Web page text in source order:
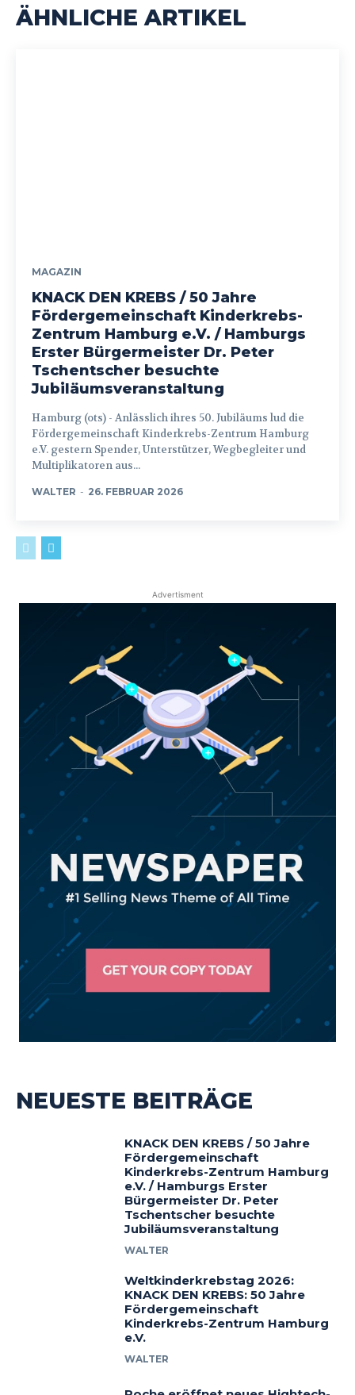
ÄHNLICHE ARTIKEL
MAGAZIN
KNACK DEN KREBS / 50 Jahre
Fördergemeinschaft Kinderkrebs-
Zentrum Hamburg e.V. / Hamburgs
Erster Bürgermeister Dr. Peter
Tschentscher besuchte
Jubiläumsveranstaltung
Hamburg (ots) - Anlässlich ihres 50. Jubiläums lud die
Fördergemeinschaft Kinderkrebs-Zentrum Hamburg
e.V. gestern Spender, Unterstützer, Wegbegleiter und
Multiplikatoren aus...
WALTER - 26. FEBRUAR 2026
Advertisment
NEUESTE BEITRÄGE
KNACK DEN KREBS / 50 Jahre
Fördergemeinschaft
Kinderkrebs-Zentrum Hamburg
e.V. / Hamburgs Erster
Bürgermeister Dr. Peter
Tschentscher besuchte
Jubiläumsveranstaltung
WALTER
Weltkinderkrebstag 2026:
KNACK DEN KREBS: 50 Jahre
Fördergemeinschaft
Kinderkrebs-Zentrum Hamburg
e.V.
WALTER